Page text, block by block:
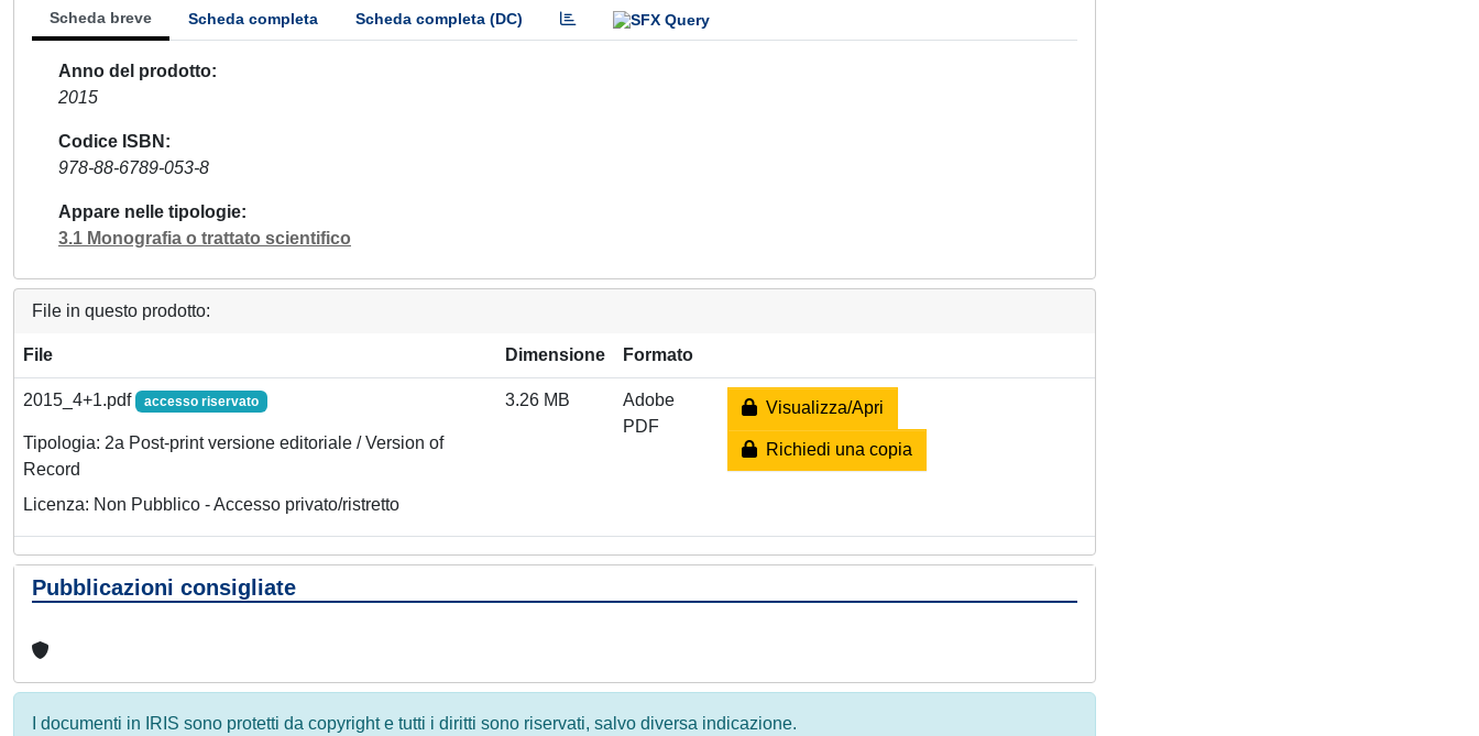
Scheda breve Scheda completa Scheda completa (DC)
Anno del prodotto
2015
Codice ISBN
978-88-6789-053-8
Appare nelle tipologie
3.1 Monografia o trattato scientifico
File in questo prodotto:
File Dimensione Formato
2015_4+1.pdf accesso riservato
Tipologia: 2a Post-print versione editoriale / Version of
Record
Licenza: Non Pubblico - Accesso privato/ristretto
3.26 MB
Adobe
PDF
Visualizza/Apri
Richiedi una copia
Pubblicazioni consigliate
I documenti in IRIS sono protetti da copyright e tutti i diritti sono riservati, salvo diversa indicazione.